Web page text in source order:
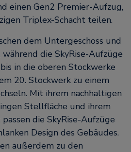
einen Gen2 Premier-Aufzug,
Triplex-Schacht teilen.
dem Untergeschoss und
die SkyRise-Aufzüge
in die oberen Stockwerke
20. Stockwerk zu einem
Mit ihrem nachhaltigen
Stellfläche und ihrem
die SkyRise-Aufzüge
Design des Gebäudes.
außerdem zu den